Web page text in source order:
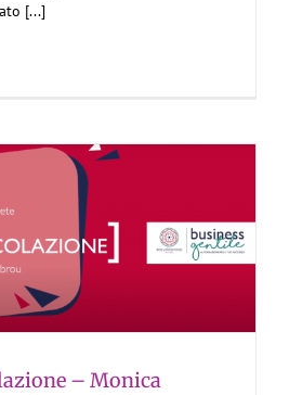
[...]
– Monica